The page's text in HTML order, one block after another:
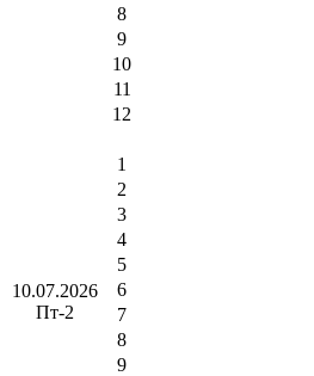
8
9
10
11
12
10.07.2026
Пт-2
1
2
3
4
5
6
7
8
9